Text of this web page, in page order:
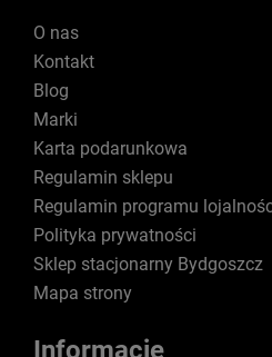
O nas
Kontakt
Blog
Marki
Karta podarunkowa
Regulamin sklepu
Regulamin programu
Polityka prywatności
Sklep stacjonarny Bydgoszcz
Mapa strony
Informacje